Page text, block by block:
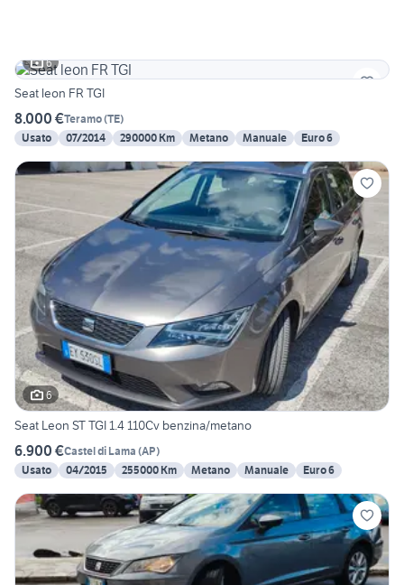
6
Seat leon FR TGI
8.000 €Teramo(TE)
Usato
07/2014 290000 Km Metano Manuale Euro 6
6
Seat Leon ST TGI 1.4 110Cv benzina/metano
6.900 €Castel di Lama (AP)
Usato
04/2015 255000 Km Metano Manuale Euro 6